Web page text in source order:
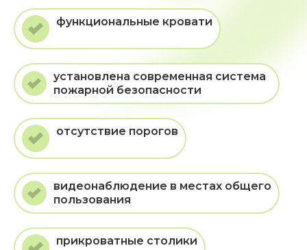
функциональные кровати
установлена современная система
пожарной безопасности
отсутствие порогов
видеонаблюдение в местах общего
пользования
прикроватные столики